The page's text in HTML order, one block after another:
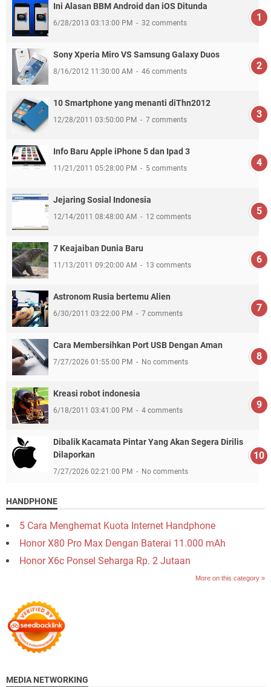
Ini Alasan BBM Android dan iOS Ditunda
6/28/2013 03:13:00 PM 32 comments
Sony Xperia Miro VS Samsung Galaxy Duos
8/16/2012 11:30:00 AM 46 comments
10 Smartphone yang menanti diThn2012
12/28/2011 03:50:00 PM 7 comments
Info Baru Apple iPhone 5 dan Ipad 3
11/21/2011 05:28:00 PM 5 comments
Jejaring Sosial Indonesia
12/14/2011 08:48:00 AM 12 comments
7 Keajaiban Dunia Baru
11/13/2011 09:20:00 AM 13 comments
Astronom Rusia bertemu Alien
6/30/2011 03:22:00 PM 7 comments
Cara Membersihkan Port USB Dengan Aman
7/27/2026 01:55:00 PM No comments
Kreasi robot indonesia
6/18/2011 03:41:00 PM 4 comments
Dibalik Kacamata Pintar Yang Akan Segera Dirilis
Dilaporkan
7/27/2026 02:21:00 PM No comments
HANDPHONE
5 Cara Menghemat Kuota Internet Handphone
Honor X80 Pro Max Dengan Baterai 11.000 mAh
Honor X6c Ponsel Seharga Rp. 2 Jutaan
More on this category »
MEDIA NETWORKING